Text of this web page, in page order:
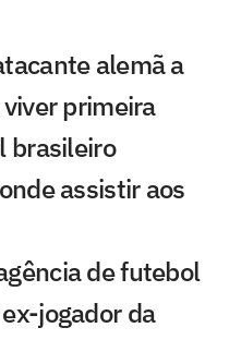
alemã a
primeira
brasileiro
assistir aos
de futebol
jogador da